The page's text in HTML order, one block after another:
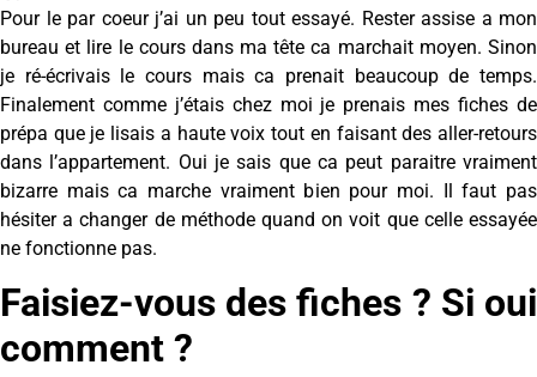
Pour le par coeur j’ai un peu tout essayé. Rester assise a mon
bureau et lire le cours dans ma tête ca marchait moyen. Sinon
je ré-écrivais le cours mais ca prenait beaucoup de temps.
Finalement comme j’étais chez moi je prenais mes fiches de
prépa que je lisais a haute voix tout en faisant des aller-retours
dans l’appartement. Oui je sais que ca peut paraitre vraiment
bizarre mais ca marche vraiment bien pour moi. Il faut pas
hésiter a changer de méthode quand on voit que celle essayée
ne fonctionne pas.
Faisiez-vous des fiches ? Si oui
comment ?